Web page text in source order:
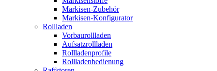
Markisen-Zubehör
Markisen-Konfigurator
Rollladen
Vorbaurollladen
Aufsatzrollladen
Rollladenprofile
Rollladenbedienung